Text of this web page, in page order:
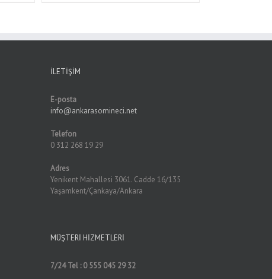
İLETIŞIM
E-posta
info@ankarasomineci.net
Telefon
0 312 268 19 29
Adres
Yenikent Mahallesi 3061. Cadde 16/135
Yaşamkent/Çankaya/Ankara
MÜŞTERI HIZMETLERI
7/24 Tel : 0 555 045 29 32